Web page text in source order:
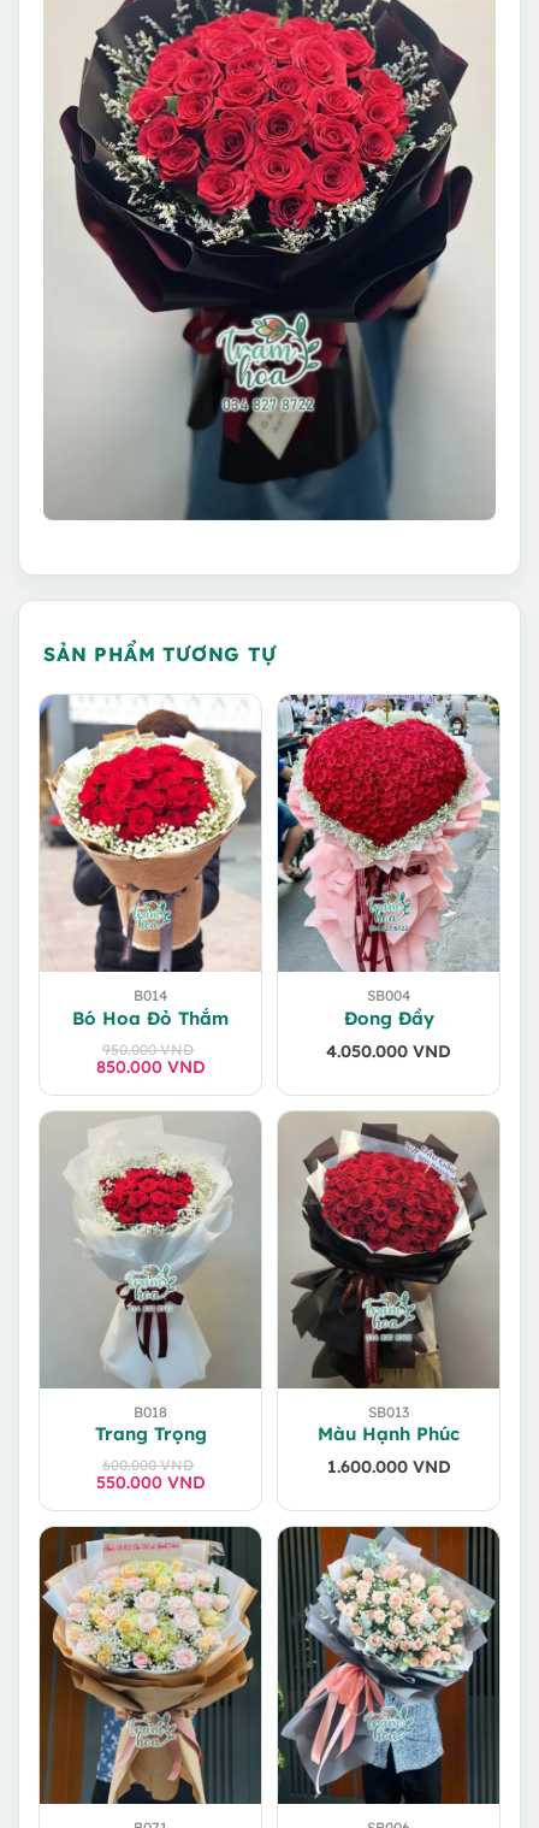
SẢN PHẨM TƯƠNG TỰ
B014
Bó Hoa Đỏ Thắm
950.000VND
Giá
950.000 VND.
850.000 VND
Giá
850.000 VND.
SB004
Đong Đầy
4.050.000 VND
B018
Trang Trọng
600.000VND
Giá
600.000 VND.
550.000 VND
Giá
là:
550.000 VND.
SB013
Màu Hạnh Phúc
1.600.000 VND